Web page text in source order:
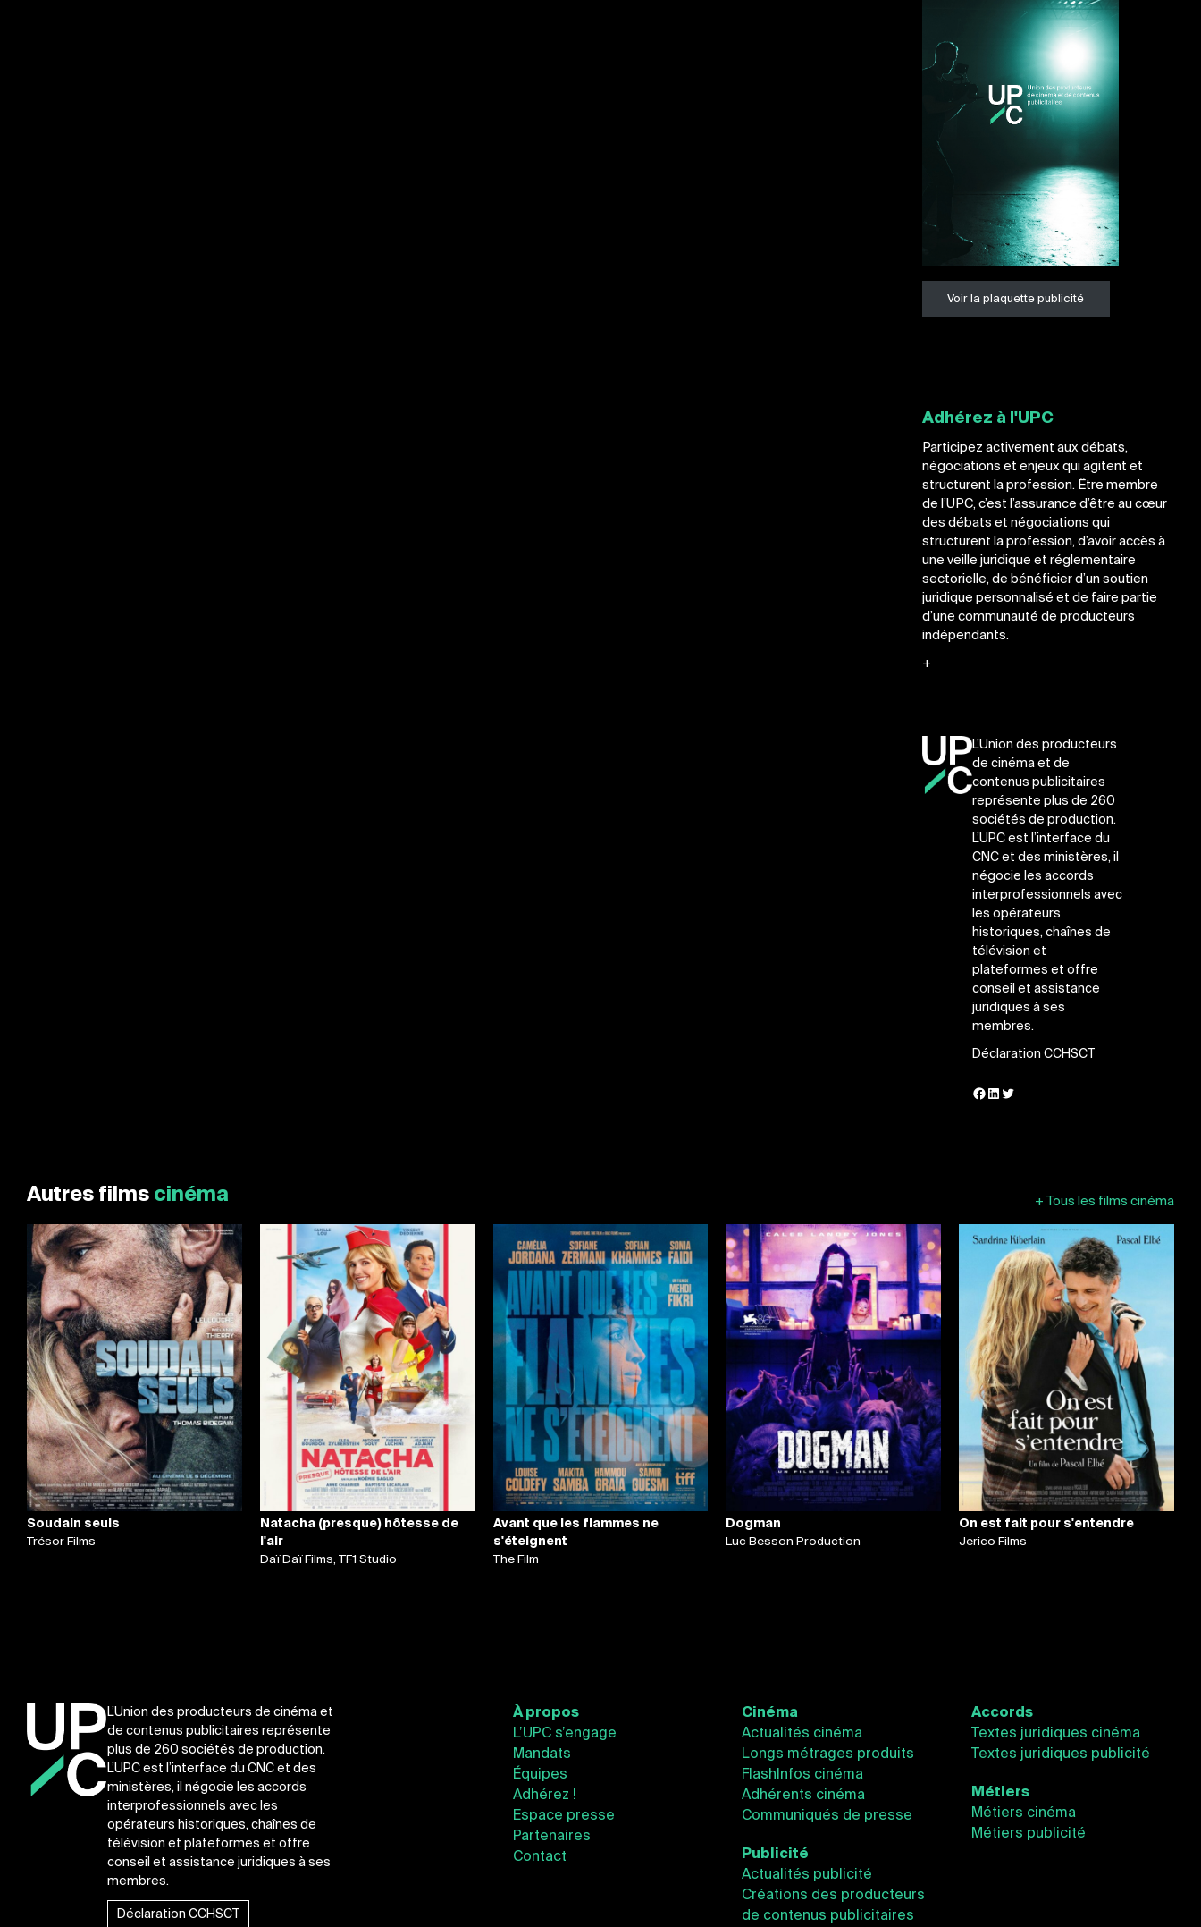
Voir la plaquette publicité
Adhérez à l'UPC
Participez activement aux débats,
négociations et enjeux qui agitent et
structurent la profession. Être membre
de l’UPC, c’est l’assurance d’être au cœur
des débats et négociations qui
structurent la profession, d’avoir accès à
une veille juridique et réglementaire
sectorielle, de bénéficier d’un soutien
juridique personnalisé et de faire partie
d’une communauté de producteurs
indépendants.
+
L’Union des producteurs
de cinéma et de
contenus publicitaires
représente plus de 260
sociétés de production.
L’UPC est l’interface du
CNC et des ministères, il
négocie les accords
interprofessionnels avec
les opérateurs
historiques, chaînes de
télévision et
plateformes et offre
conseil et assistance
juridiques à ses
membres.
Déclaration CCHSCT
Facebook
LinkedIn
Twitter
Autres films cinéma + Tous les films cinéma
Soudain seuls
Trésor Films
Natacha (presque) hôtesse de
l'air
Daï Daï Films, TF1 Studio
Avant que les flammes ne
s'éteignent
The Film
Dogman
Luc Besson Production
On est fait pour s'entendre
Jerico Films
L’Union des producteurs de cinéma et
de contenus publicitaires représente
plus de 260 sociétés de production.
L’UPC est l’interface du CNC et des
ministères, il négocie les accords
interprofessionnels avec les
opérateurs historiques, chaînes de
télévision et plateformes et offre
conseil et assistance juridiques à ses
membres.
Déclaration CCHSCT
À propos
L’UPC s’engage
Mandats
Équipes
Adhérez !
Espace presse
Partenaires
Contact
Cinéma
Actualités cinéma
Longs métrages produits
FlashInfos cinéma
Adhérents cinéma
Communiqués de presse
Publicité
Actualités publicité
Créations des producteurs
de contenus publicitaires
Accords
Textes juridiques cinéma
Textes juridiques publicité
Métiers
Métiers cinéma
Métiers publicité